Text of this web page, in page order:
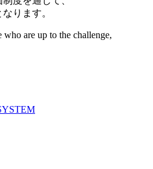
ります。
who are up to the challenge,